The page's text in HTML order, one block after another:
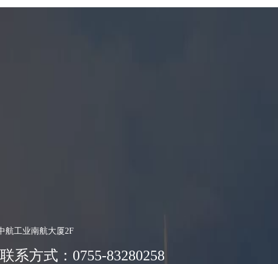
航工业南航大厦2F
系方式：0755-83280258